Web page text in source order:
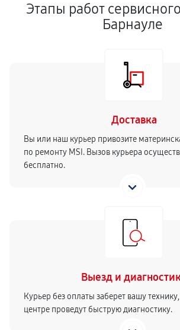
Этапы работ
Барнауле
Доставка
Вы или наш курьер привозите
по ремонту MSI. Вызов курьера
бесплатно.
Выезд и
Курьер без оплаты заберет вашу
центре проведут быструю диагностику.